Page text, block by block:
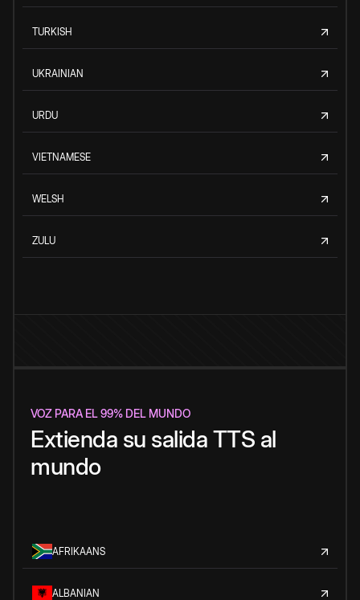
TURKISH
UKRAINIAN
URDU
VIETNAMESE
WELSH
ZULU
VOZ PARA EL 99% DEL MUNDO
Extienda su salida TTS al
mundo
AFRIKAANS
ALBANIAN